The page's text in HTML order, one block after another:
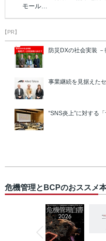
モール…
【PR】
防災DXの社会実装
事業継続を見据えた
“SNS炎上”に対する
危機管理とBCPのおススメ